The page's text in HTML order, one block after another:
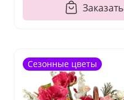
Заказать
Сезонные цветы